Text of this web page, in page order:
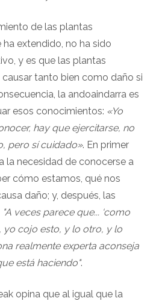
de las plantas
ha extendido, no ha sido
y es que las plantas
tanto bien como daño si
la andoaindarra es
esos conocimientos: «Yo
hay que ejercitarse, no
pero sí cuidado». En primer
la necesidad de conocerse a
cómo estamos, qué nos
daño; y, después, las
"A veces parece que... ‘como
yo cojo esto, y lo otro, y lo
realmente experta aconseja
está haciendo".
opina que al igual que la